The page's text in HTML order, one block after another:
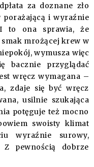
za doznane zło
porażającą i wyraźnie
I to ona sprawia, że
mrożącej krew w
wymusza więc
bacznie przyglądać
wręcz wymagana –
zdaje się być wręcz
usilnie szukająca
potęguje też mocno
swoisty klimat
wyraźnie surowy,
pewnością dobrze